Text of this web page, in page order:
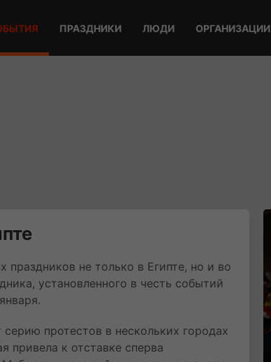
ПРАЗДНИКИ ЛЮДИ ОРГАНИЗАЦИИ
не только в Египте, но и во
установленного в честь событий
протестов в нескольких городах
привела к отставке сперва